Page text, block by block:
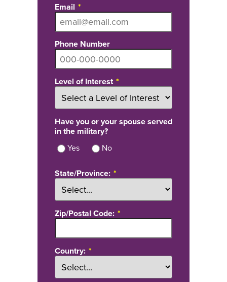
Email
Phone Number
Level of Interest
Have you or your spouse served
in the military?
Yes No
State/Province:
Zip/Postal Code:
Country: